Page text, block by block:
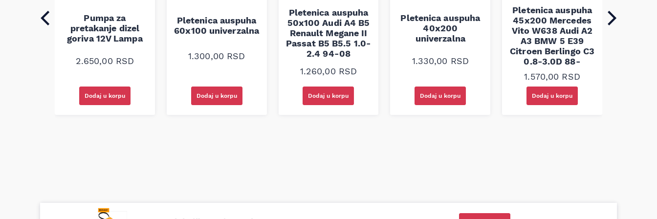
Pumpa za
pretakanje dizel
goriva 12V Lampa
2.650,00 RSD
Dodaj u korpu
Pletenica auspuha
60x100 univerzalna
1.300,00 RSD
Dodaj u korpu
Pletenica auspuha
50x100 Audi A4 B5
Renault Megane II
Passat B5 B5.5 1.0-
2.4 94-08
1.260,00 RSD
Dodaj u korpu
Pletenica auspuha
40x200
univerzalna
1.330,00 RSD
Dodaj u korpu
Pletenica auspuha
45x200 Mercedes
Vito W638 Audi A2
A3 BMW 5 E39
Citroen Berlingo C3
0.8-3.0D 88-
1.570,00 RSD
Dodaj u korpu